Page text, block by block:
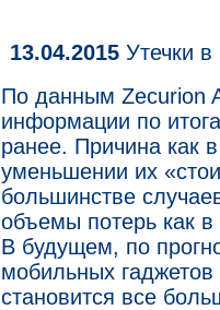
13.04.2015 Утечки в
По данным Zecurion
информации по
ранее. Причина как
уменьшении их
большинстве
объемы потерь как
В будущем, по
мобильных
становится все